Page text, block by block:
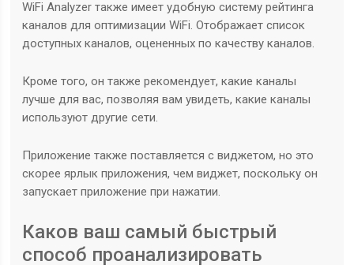
WiFi Analyzer также имеет удобную систему рейтинга
каналов для оптимизации WiFi. Отображает список
доступных каналов, оцененных по качеству каналов.
Кроме того, он также рекомендует, какие каналы
лучше для вас, позволяя вам увидеть, какие каналы
используют другие сети.
Приложение также поставляется с виджетом, но это
скорее ярлык приложения, чем виджет, поскольку он
запускает приложение при нажатии.
Каков ваш самый быстрый
способ проанализировать